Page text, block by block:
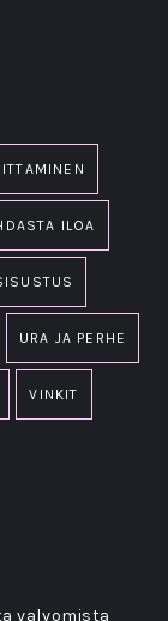
ILOA
URA JA PERHE
VINKIT
valvomista